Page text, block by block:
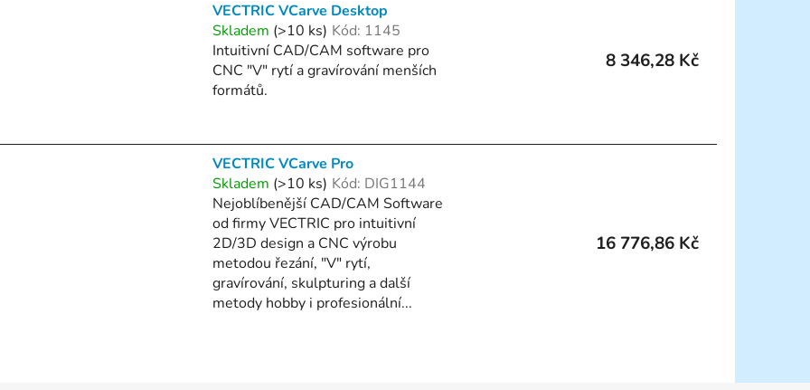
VECTRIC VCarve Desktop
Skladem (>10 ks) Kód: 1145
Intuitivní CAD/CAM software pro
CNC "V" rytí a gravírování menších
formátů.
8 346,28 Kč
VECTRIC VCarve Pro
Skladem (>10 ks) Kód: DIG1144
Nejoblíbenější CAD/CAM Software
od firmy VECTRIC pro intuitivní
2D/3D design a CNC výrobu
metodou řezání, "V" rytí,
gravírování, skulpturing a další
metody hobby i profesionální...
16 776,86 Kč